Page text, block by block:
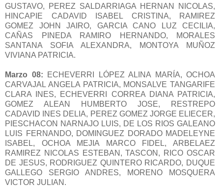
GUSTAVO, PEREZ SALDARRIAGA HERNAN NICOLAS,
HINCAPIE CADAVID ISABEL CRISTINA, RAMIREZ
GOMEZ JOHN JAIRO, GARCIA CANO LUZ CECILIA,
CAÑAS PINEDA RAMIRO HERNANDO, MORALES
SANTANA SOFIA ALEXANDRA, MONTOYA MUÑOZ
VIVIANA PATRICIA.
Marzo 08: ECHEVERRI LÓPEZ ALINA MARÍA, OCHOA
CARVAJAL ANGELA PATRICIA, MONSALVE TANGARIFE
CLARA INES, ECHEVERRI CORREA DIANA PATRICIA,
GOMEZ ALEAN HUMBERTO JOSE, RESTREPO
CADAVID INES DELIA, PEREZ GOMEZ JORGE ELIECER,
PIESCHACON NARNAJO LUIS, DE LOS RIOS GALEANO
LUIS FERNANDO, DOMINGUEZ DORADO MADELEYNE
ISABEL, OCHOA MEJIA MARCO FIDEL, ARBELAEZ
RAMIREZ NICOLAS ESTEBAN, TASCON, RICO OSCAR
DE JESUS, RODRIGUEZ QUINTERO RICARDO, DUQUE
GALLEGO SERGIO ANDRES, MORENO MOSQUERA
VICTOR JULIAN.